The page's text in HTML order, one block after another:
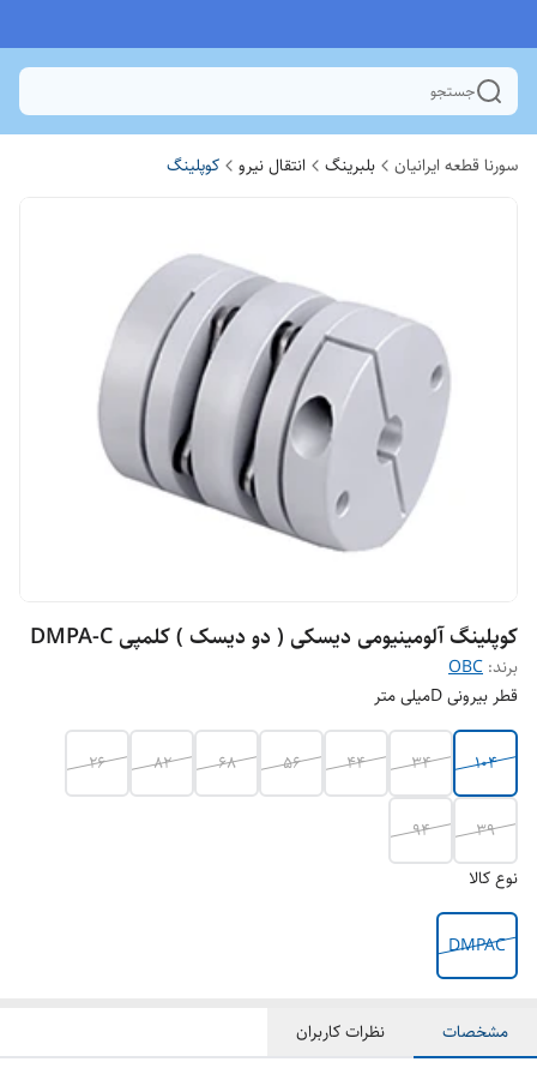
جستجو
سورنا قطعه ایرانیان بلبرینگ انتقال نیرو کوپلینگ
کوپلینگ آلومینیومی دیسکی ( دو دیسک ) کلمپی DMPA-C
برند: OBC
قطر بیرونی Dمیلی متر
104
34
44
56
68
82
26
39
94
نوع کالا
DMPAC
مشخصات نظرات کاربران